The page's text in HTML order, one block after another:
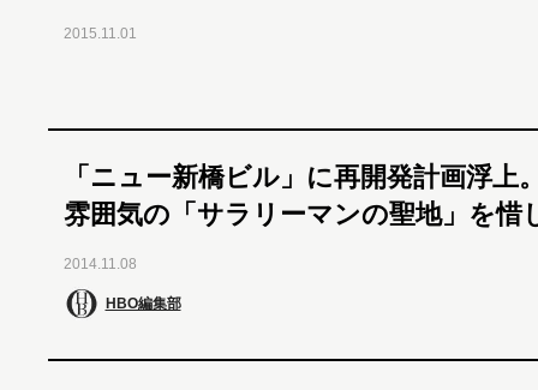
2015.11.01
「ニュー新橋ビル」に再開発計画浮上
雰囲気の「サラリーマンの聖地」を惜
2014.11.08
HBO編集部